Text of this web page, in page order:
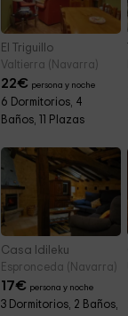
El Triguillo
Valtierra (Navarra)
22€ persona y noche
6 Dormitorios, 4
Baños, 11 Plazas
Casa Idileku
Espronceda (Navarra)
17€ persona y noche
3 Dormitorios, 2 Baños,